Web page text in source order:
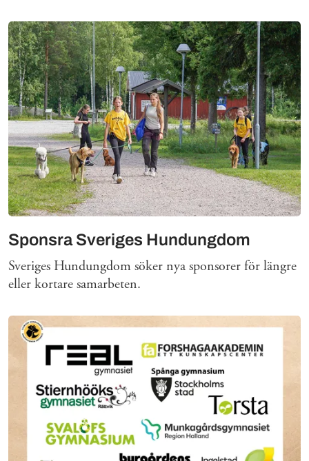
Sponsra Sveriges Hundungdom
Sveriges Hundungdom söker nya sponsorer för längre
eller kortare samarbeten.